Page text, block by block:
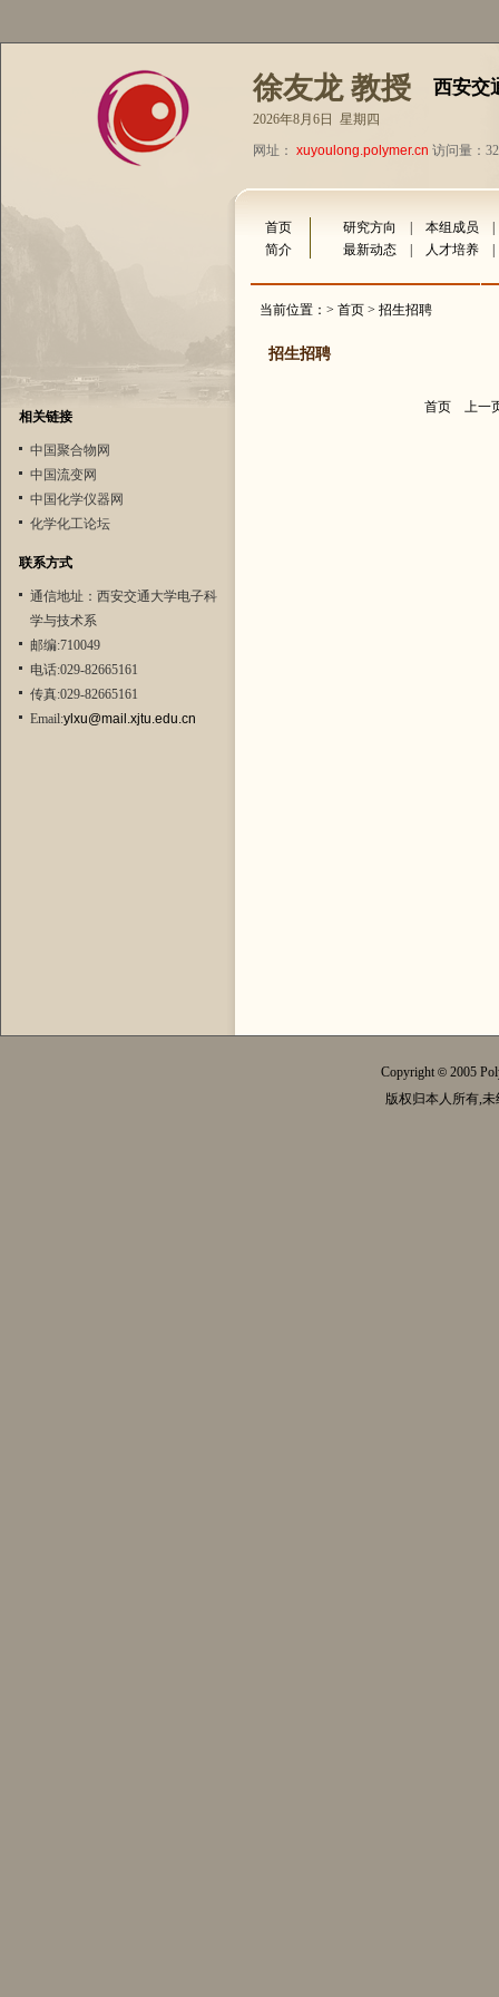
徐友龙 教授 西安交
2026年8月6日 星期四
网址： xuyoulong.polymer.cn 访问量：
相关链接
中国聚合物网
中国流变网
中国化学仪器网
化学化工论坛
联系方式
通信地址：西安交通大学电子科
学与技术系
邮编:710049
电话:029-82665161
传真:029-82665161
Email:ylxu@mail.xjtu.edu.cn
首页 研究方向 本组成员
简介
最新动态 人才培养
当前位置：> 首页 > 招生招聘
招生招聘
首页 上一
Copyright© 2005
版权归本人所有,